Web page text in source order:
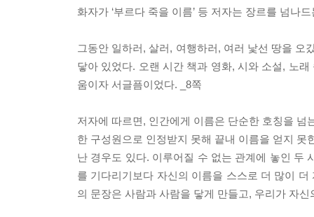
화자가 ‘부르다 죽을 이름’ 등 저자는 장르를 넘나
그동안 일하러, 살러, 여행하러, 여러 낯선 땅을
닿아 있었다. 오랜 시간 책과 영화, 시와 소설, 노
움이자 서글픔이었다. _8쪽
저자에 따르면, 인간에게 이름은 단순한 호칭을
한 구성원으로 인정받지 못해 끝내 이름을 얻지
난 경우도 있다. 이루어질 수 없는 관계에 놓인 두
를 기다리기보다 자신의 이름을 스스로 더 많이
의 문장은 사람과 사람을 닿게 만들고, 우리가 자